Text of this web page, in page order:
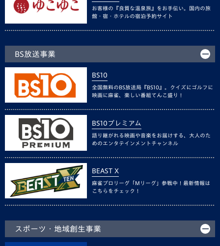
お客様の『良質な温泉旅』をお手伝い。国内の旅
館・宿・ホテルの宿泊予約サイト
BS放送事業
BS10
全国無料のBS放送局『BS10』。クイズにゴルフに
映画に麻雀、楽しい番組てんこ盛り！
BS10プレミアム
語り継がれる映画や音楽をお届けする、大人のた
めのエンタテインメントチャンネル
BEAST X
麻雀プロリーグ「Mリーグ」参戦中！最新情報は
こちらをチェック！
スポーツ・地域創生事業